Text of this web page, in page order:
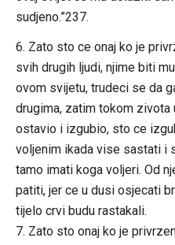
sudjeno.”237.
6. Zato sto ce onaj ko je
svih drugih ljudi, njime biti
ovom svijetu, trudeci se da
drugima, zatim tokom
ostavio i izgubio, sto ce
voljenim ikada vise sastati i
tamo imati koga voljeri. Od
patiti, jer ce u dusi osjecati
tijelo crvi budu rastakali.
7. Zato sto onaj ko je